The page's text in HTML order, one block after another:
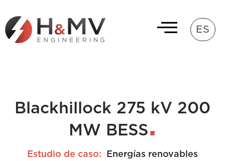
ES
Blackhillock 275 kV 200
MW BESS
Estudio de caso: Energías renovables